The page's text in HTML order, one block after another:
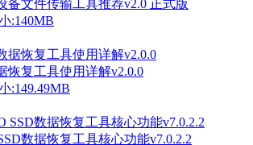
备文件传输工具推荐v2.0 正式版
:140MB
恢复工具使用详解v2.0.0
:149.49MB
数据恢复工具核心功能v7.0.2.2